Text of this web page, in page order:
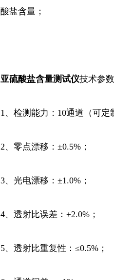
酸盐含量；
亚硫酸盐含量测试仪技术参数
1、检测能力：10通道（可定
2、零点漂移：±0.5%；
3、光电漂移：±1.0%；
4、透射比误差：±2.0%；
5、透射比重复性：≤0.5%；